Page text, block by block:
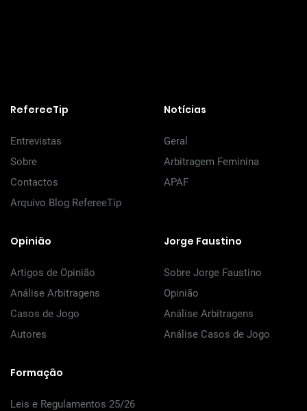
RefereeTip
Entrevistas
Sobre
Contactos
Arquivo Blog RefereeTip
Notícias
Geral
Arbitragem Feminina
APAF
Opinião
Artigos de Opinião
Análise Arbitragens
Casos de Jogo
Autores
Jorge Faustino
Sobre Jorge Faustino
Opinião
Análise Arbitragens
Análise Casos de Jogo
Formação
Leis e Regulamentos 25/26